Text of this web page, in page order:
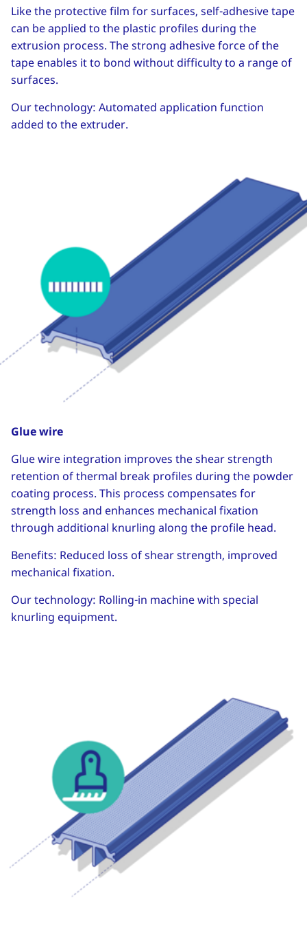
Like the protective film for surfaces, self-adhesive tape
can be applied to the plastic profiles during the
extrusion process. The strong adhesive force of the
tape enables it to bond without difficulty to a range of
surfaces.
Our technology: Automated application function
added to the extruder.
Glue wire
Glue wire integration improves the shear strength
retention of thermal break profiles during the powder
coating process. This process compensates for
strength loss and enhances mechanical fixation
through additional knurling along the profile head.
Benefits: Reduced loss of shear strength, improved
mechanical fixation.
Our technology: Rolling-in machine with special
knurling equipment.